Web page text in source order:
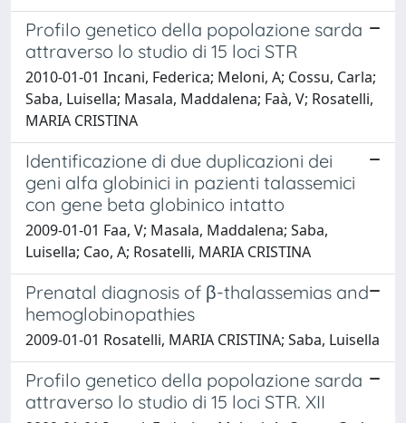
Profilo genetico della popolazione sarda
attraverso lo studio di 15 loci STR
2010-01-01 Incani, Federica; Meloni, A; Cossu, Carla;
Saba, Luisella; Masala, Maddalena; Faà, V; Rosatelli,
MARIA CRISTINA
Identificazione di due duplicazioni dei
geni alfa globinici in pazienti talassemici
con gene beta globinico intatto
2009-01-01 Faa, V; Masala, Maddalena; Saba,
Luisella; Cao, A; Rosatelli, MARIA CRISTINA
Prenatal diagnosis of β-thalassemias and
hemoglobinopathies
2009-01-01 Rosatelli, MARIA CRISTINA; Saba, Luisella
Profilo genetico della popolazione sarda
attraverso lo studio di 15 loci STR. XII